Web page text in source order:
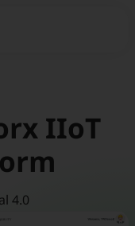
IIoT
4.0